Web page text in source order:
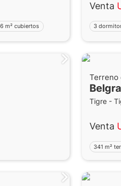
m² cubiertos
Venta
3
Terreno
Tigre -
Venta
341 m²